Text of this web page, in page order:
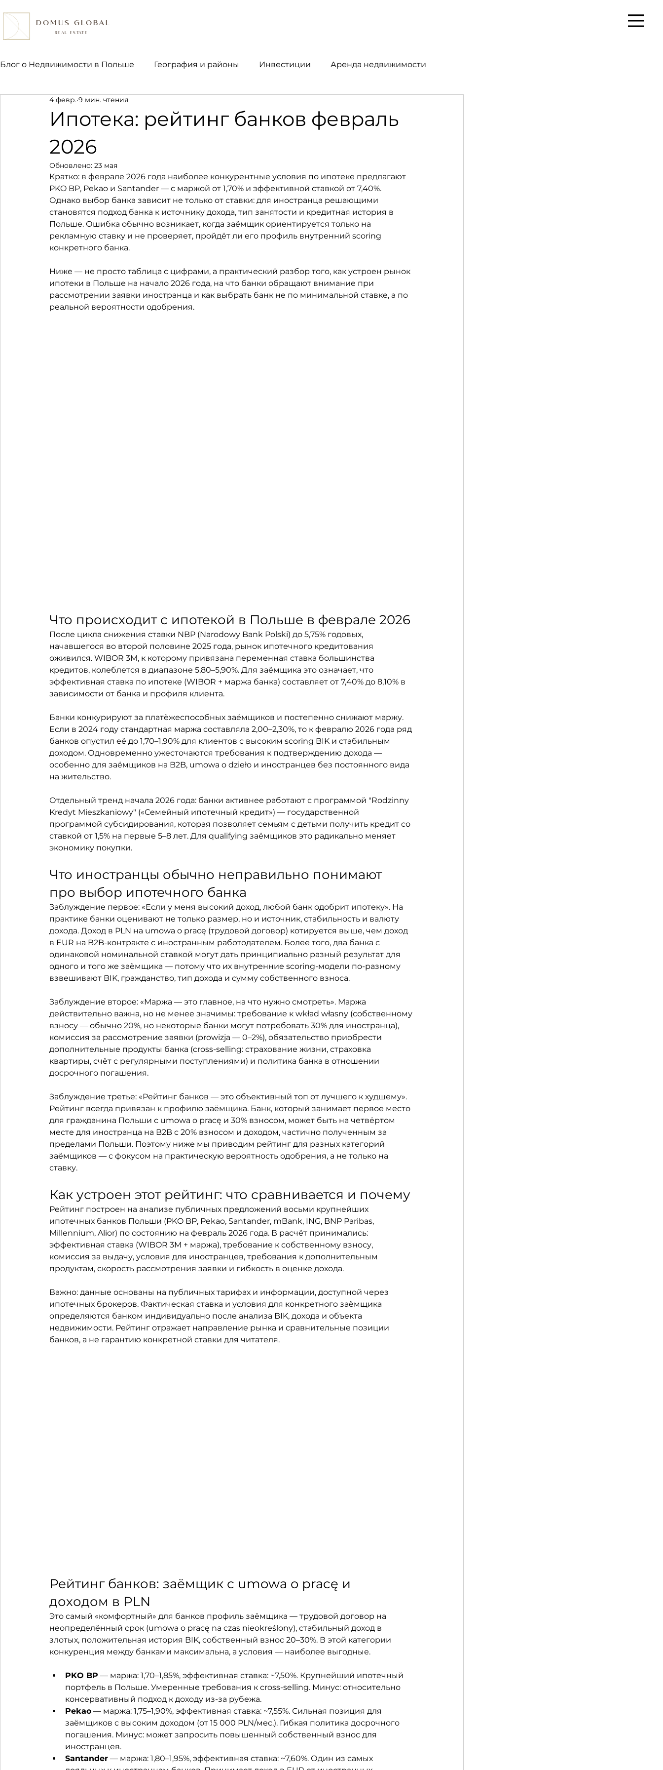
DOMUS GLOBAL
REAL ESTATE
Блог о Недвижимости в Польше География и районы Инвестиции Аренда недвижимости
Право и налоги Ипотека и финансы
Ипотека: рейтинг банков февраль
2026
4 февр. 9 мин. чтения
Обновлено: 23 мая
Кратко: в феврале 2026 года наиболее конкурентные условия по ипотеке предлагают
PKO BP, Pekao и Santander — с маржой от 1,70% и эффективной ставкой от 7,40%.
Однако выбор банка зависит не только от ставки: для иностранца решающими
становятся подход банка к источнику дохода, тип занятости и кредитная история в
Польше. Ошибка обычно возникает, когда заёмщик ориентируется только на
рекламную ставку и не проверяет, пройдёт ли его профиль внутренний scoring
конкретного банка.
Ниже — не просто таблица с цифрами, а практический разбор того, как устроен рынок
ипотеки в Польше на начало 2026 года, на что банки обращают внимание при
рассмотрении заявки иностранца и как выбрать банк не по минимальной ставке, а по
реальной вероятности одобрения.
Что происходит с ипотекой в Польше в феврале 2026
После цикла снижения ставки NBP (Narodowy Bank Polski) до 5,75% годовых,
начавшегося во второй половине 2025 года, рынок ипотечного кредитования
оживился. WIBOR 3M, к которому привязана переменная ставка большинства
кредитов, колеблется в диапазоне 5,80–5,90%. Для заёмщика это означает, что
эффективная ставка по ипотеке (WIBOR + маржа банка) составляет от 7,40% до 8,10% в
зависимости от банка и профиля клиента.
Банки конкурируют за платёжеспособных заёмщиков и постепенно снижают маржу.
Если в 2024 году стандартная маржа составляла 2,00–2,30%, то к февралю 2026 года ряд
банков опустил её до 1,70–1,90% для клиентов с высоким scoring BIK и стабильным
доходом. Одновременно ужесточаются требования к подтверждению дохода —
особенно для заёмщиков на B2B, umowa o dzieło и иностранцев без постоянного вида
на жительство.
Отдельный тренд начала 2026 года: банки активнее работают с программой "Rodzinny
Kredyt Mieszkaniowy" («Семейный ипотечный кредит») — государственной
программой субсидирования, которая позволяет семьям с детьми получить кредит со
ставкой от 1,5% на первые 5–8 лет. Для qualifying заёмщиков это радикально меняет
экономику покупки.
Что иностранцы обычно неправильно понимают
про выбор ипотечного банка
Заблуждение первое: «Если у меня высокий доход, любой банк одобрит ипотеку». На
практике банки оценивают не только размер, но и источник, стабильность и валюту
дохода. Доход в PLN на umowa o pracę (трудовой договор) котируется выше, чем доход
в EUR на B2B-контракте с иностранным работодателем. Более того, два банка с
одинаковой номинальной ставкой могут дать принципиально разный результат для
одного и того же заёмщика — потому что их внутренние scoring-модели по-разному
взвешивают BIK, гражданство, тип дохода и сумму собственного взноса.
Заблуждение второе: «Маржа — это главное, на что нужно смотреть». Маржа
действительно важна, но не менее значимы: требование к wkład własny (собственному
взносу — обычно 20%, но некоторые банки могут потребовать 30% для иностранца),
комиссия за рассмотрение заявки (prowizja — 0–2%), обязательство приобрести
дополнительные продукты банка (cross-selling: страхование жизни, страховка
квартиры, счёт с регулярными поступлениями) и политика банка в отношении
досрочного погашения.
Заблуждение третье: «Рейтинг банков — это объективный топ от лучшего к худшему».
Рейтинг всегда привязан к профилю заёмщика. Банк, который занимает первое место
для гражданина Польши с umowa o pracę и 30% взносом, может быть на четвёртом
месте для иностранца на B2B с 20% взносом и доходом, частично полученным за
пределами Польши. Поэтому ниже мы приводим рейтинг для разных категорий
заёмщиков — с фокусом на практическую вероятность одобрения, а не только на
ставку.
Как устроен этот рейтинг: что сравнивается и почему
Рейтинг построен на анализе публичных предложений восьми крупнейших
ипотечных банков Польши (PKO BP, Pekao, Santander, mBank, ING, BNP Paribas,
Millennium, Alior) по состоянию на февраль 2026 года. В расчёт принимались:
эффективная ставка (WIBOR 3M + маржа), требование к собственному взносу,
комиссия за выдачу, условия для иностранцев, требования к дополнительным
продуктам, скорость рассмотрения заявки и гибкость в оценке дохода.
Важно: данные основаны на публичных тарифах и информации, доступной через
ипотечных брокеров. Фактическая ставка и условия для конкретного заёмщика
определяются банком индивидуально после анализа BIK, дохода и объекта
недвижимости. Рейтинг отражает направление рынка и сравнительные позиции
банков, а не гарантию конкретной ставки для читателя.
Рейтинг банков: заёмщик с umowa o pracę и
доходом в PLN
Это самый «комфортный» для банков профиль заёмщика — трудовой договор на
неопределённый срок (umowa o pracę na czas nieokreślony), стабильный доход в
злотых, положительная история BIK, собственный взнос 20–30%. В этой категории
конкуренция между банками максимальна, а условия — наиболее выгодные.
PKO BP — маржа: 1,70–1,85%, эффективная ставка: ~7,50%. Крупнейший ипотечный
портфель в Польше. Умеренные требования к cross-selling. Минус: относительно
консервативный подход к доходу из-за рубежа.
Pekao — маржа: 1,75–1,90%, эффективная ставка: ~7,55%. Сильная позиция для
заёмщиков с высоким доходом (от 15 000 PLN/мес.). Гибкая политика досрочного
погашения. Минус: может запросить повышенный собственный взнос для
иностранцев.
Santander — маржа: 1,80–1,95%, эффективная ставка: ~7,60%. Один из самых